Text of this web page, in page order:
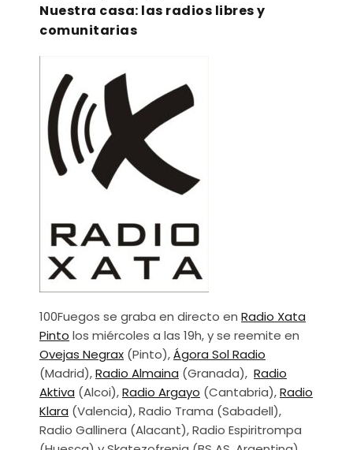
Nuestra casa: las radios libres y
comunitarias
100Fuegos se graba en directo en Radio Xata
Pinto los miércoles a las 19h, y se reemite en
Ovejas Negrax (Pinto),Ágora Sol Radio
(Madrid),Radio Almaina (Granada), Radio
Aktiva (Alcoi),Radio Argayo (Cantabria),Radio
Klara (Valencia), Radio Trama (Sabadell),
Radio Gallinera (Alacant), Radio Espiritrompa